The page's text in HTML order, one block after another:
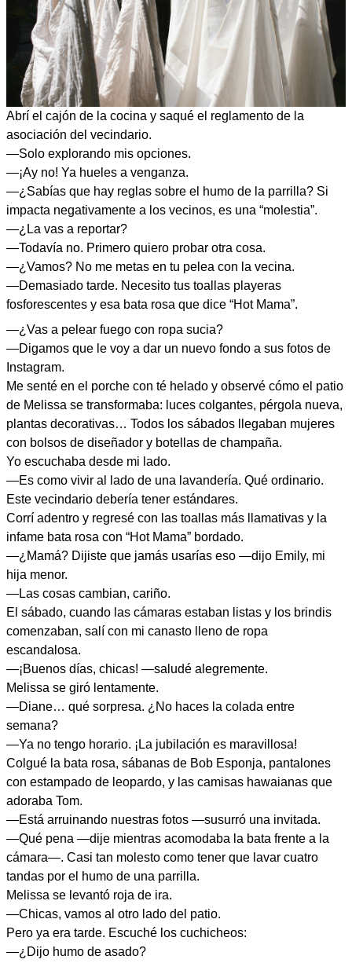
Abrí el cajón de la cocina y saqué el reglamento de la
asociación del vecindario.
—Solo explorando mis opciones.
—¡Ay no! Ya hueles a venganza.
—¿Sabías que hay reglas sobre el humo de la parrilla? Si
impacta negativamente a los vecinos, es una “molestia”.
—¿La vas a reportar?
—Todavía no. Primero quiero probar otra cosa.
—¿Vamos? No me metas en tu pelea con la vecina.
—Demasiado tarde. Necesito tus toallas playeras
fosforescentes y esa bata rosa que dice “Hot Mama”.
—¿Vas a pelear fuego con ropa sucia?
—Digamos que le voy a dar un nuevo fondo a sus fotos de
Instagram.
Me senté en el porche con té helado y observé cómo el patio
de Melissa se transformaba: luces colgantes, pérgola nueva,
plantas decorativas… Todos los sábados llegaban mujeres
con bolsos de diseñador y botellas de champaña.
Yo escuchaba desde mi lado.
—Es como vivir al lado de una lavandería. Qué ordinario.
Este vecindario debería tener estándares.
Corrí adentro y regresé con las toallas más llamativas y la
infame bata rosa con “Hot Mama” bordado.
—¿Mamá? Dijiste que jamás usarías eso —dijo Emily, mi
hija menor.
—Las cosas cambian, cariño.
El sábado, cuando las cámaras estaban listas y los brindis
comenzaban, salí con mi canasto lleno de ropa
escandalosa.
—¡Buenos días, chicas! —saludé alegremente.
Melissa se giró lentamente.
—Diane… qué sorpresa. ¿No haces la colada entre
semana?
—Ya no tengo horario. ¡La jubilación es maravillosa!
Colgué la bata rosa, sábanas de Bob Esponja, pantalones
con estampado de leopardo, y las camisas hawaianas que
adoraba Tom.
—Está arruinando nuestras fotos —susurró una invitada.
—Qué pena —dije mientras acomodaba la bata frente a la
cámara—. Casi tan molesto como tener que lavar cuatro
tandas por el humo de una parrilla.
Melissa se levantó roja de ira.
—Chicas, vamos al otro lado del patio.
Pero ya era tarde. Escuché los cuchicheos:
—¿Dijo humo de asado?